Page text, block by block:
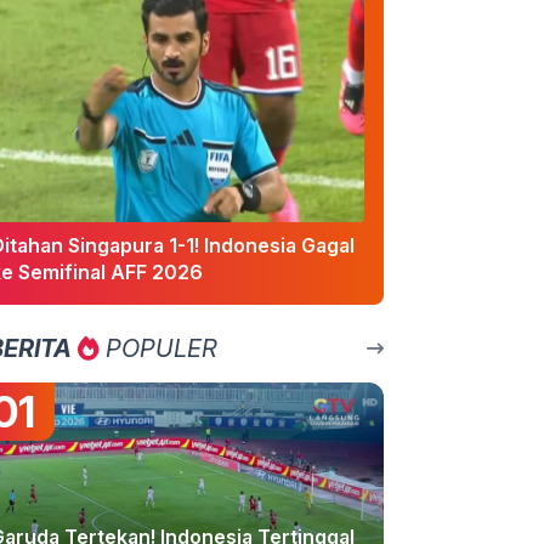
Singapura 1-1! Indonesia Gagal
Semifinal AFF 2026
POPULER
Tertekan! Indonesia Tertinggal